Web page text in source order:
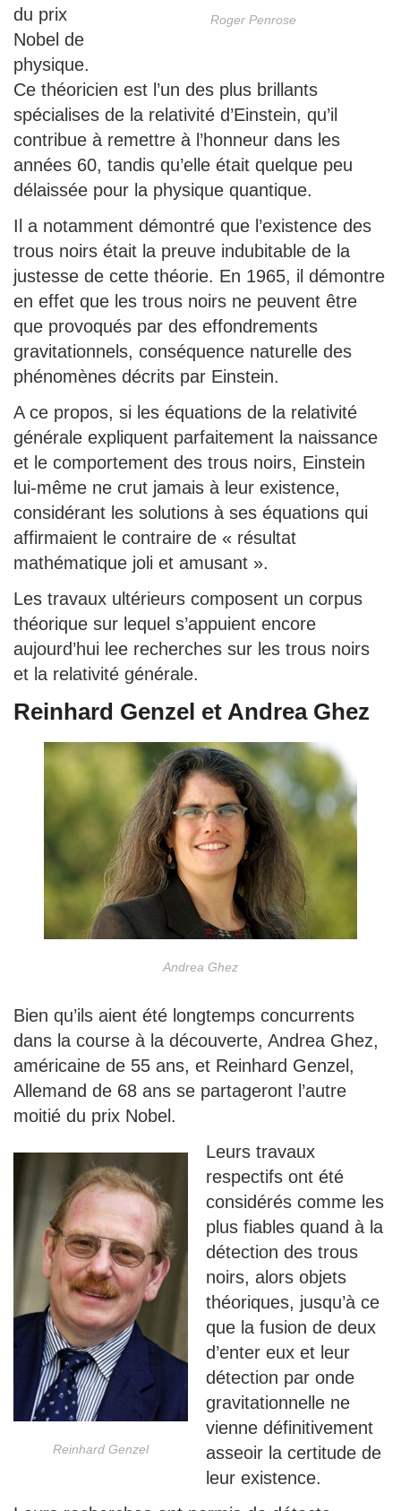
Roger Penrose
du prix
Nobel de
physique.
Ce théoricien est l’un des plus brillants
spécialises de la relativité d’Einstein, qu’il
contribue à remettre à l’honneur dans les
années 60, tandis qu’elle était quelque peu
délaissée pour la physique quantique.
Il a notamment démontré que l’existence des
trous noirs était la preuve indubitable de la
justesse de cette théorie. En 1965, il démontre
en effet que les trous noirs ne peuvent être
que provoqués par des effondrements
gravitationnels, conséquence naturelle des
phénomènes décrits par Einstein.
A ce propos, si les équations de la relativité
générale expliquent parfaitement la naissance
et le comportement des trous noirs, Einstein
lui-même ne crut jamais à leur existence,
considérant les solutions à ses équations qui
affirmaient le contraire de « résultat
mathématique joli et amusant ».
Les travaux ultérieurs composent un corpus
théorique sur lequel s’appuient encore
aujourd’hui lee recherches sur les trous noirs
et la relativité générale.
Reinhard Genzel et Andrea Ghez
Andrea Ghez
Bien qu’ils aient été longtemps concurrents
dans la course à la découverte, Andrea Ghez,
américaine de 55 ans, et Reinhard Genzel,
Allemand de 68 ans se partageront l’autre
moitié du prix Nobel.
Reinhard Genzel
Leurs travaux
respectifs ont été
considérés comme les
plus fiables quand à la
détection des trous
noirs, alors objets
théoriques, jusqu’à ce
que la fusion de deux
d’enter eux et leur
détection par onde
gravitationnelle ne
vienne définitivement
asseoir la certitude de
leur existence.